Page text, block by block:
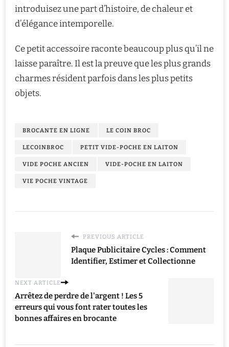
introduisez une part d’histoire, de chaleur et
d’élégance intemporelle.
Ce petit accessoire raconte beaucoup plus qu’il ne
laisse paraître. Il est la preuve que les plus grands
charmes résident parfois dans les plus petits
objets.
BROCANTE EN LIGNE LE COIN BROC
LECOINBROC PETIT VIDE-POCHE EN LAITON
VIDE POCHE ANCIEN VIDE-POCHE EN LAITON
VIE POCHE VINTAGE
PREVIOUS ARTICLE
Plaque Publicitaire Cycles : Comment
Identifier, Estimer et Collectionne
NEXT ARTICLE
Arrêtez de perdre de l'argent ! Les 5
erreurs qui vous font rater toutes les
bonnes affaires en brocante